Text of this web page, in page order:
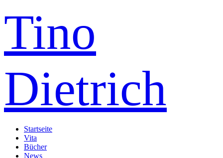
Tino
Dietrich
Startseite
Vita
Bücher
News